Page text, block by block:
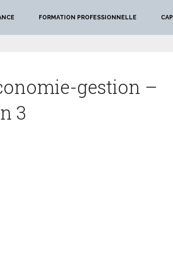
FORMATION PROFESSIONNELLE CAP
gestion –
3